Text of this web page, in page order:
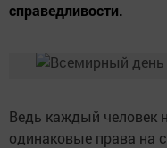
справедливости.
Ведь каждый человек
одинаковые права на